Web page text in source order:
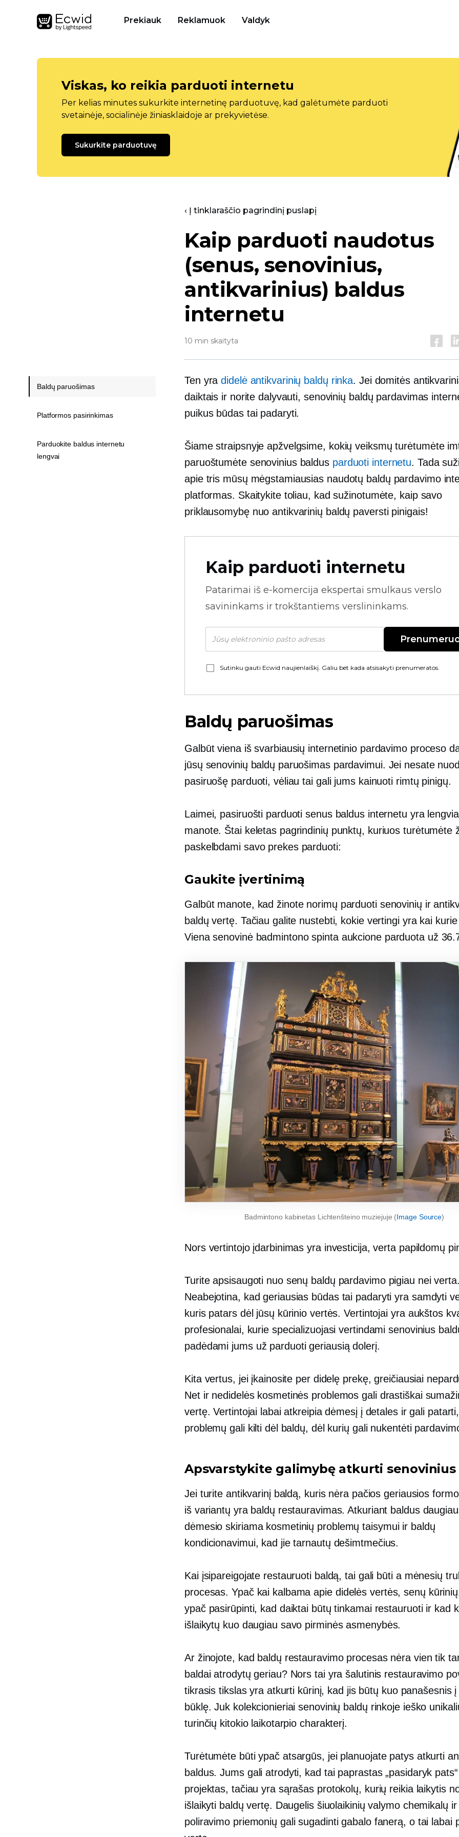
Prekiauk Reklamuok Valdyk
Viskas, ko reikia parduoti internetu
Per kelias minutes sukurkite internetinę parduotuvę, kad galėtumėte parduoti
svetainėje, socialinėje žiniasklaidoje ar prekyvietėse.
Sukurkite parduotuvę
‹ Į tinklaraščio pagrindinį puslapį
Kaip parduoti naudotus
(senus, senovinius,
antikvarinius) baldus
internetu
10 min skaityta
Ten yradidelė antikvarinių baldų rinka. Jei domitės
daiktais ir norite dalyvauti, senovinių baldų pardavimas
puikus būdas tai padaryti.
Šiame straipsnyje apžvelgsime, kokių veiksmų turėtumėte
paruoštumėte senovinius baldus parduoti internetu. Tada
apie tris mūsų mėgstamiausias naudotų baldų pardavimo
platformas. Skaitykite toliau, kad sužinotumėte, kaip savo
priklausomybę nuo antikvarinių baldų paversti pinigais!
Kaip parduoti internetu
Patarimai iš e-komercija ekspertai smulkaus verslo
savininkams ir trokštantiems verslininkams.
Sutinku gauti Ecwid naujienlaiškį. Galiu bet kada atsisakyti prenumeratos.
Baldų paruošimas
Galbūt viena iš svarbiausių internetinio pardavimo proceso
jūsų senovinių baldų paruošimas pardavimui. Jei nesate
pasiruošę parduoti, vėliau tai gali jums kainuoti rimtų pinigų.
Laimei, pasiruošti parduoti senus baldus internetu yra
manote. Štai keletas pagrindinių punktų, kuriuos turėtumėte
paskelbdami savo prekes parduoti:
Gaukite įvertinimą
Galbūt manote, kad žinote norimų parduoti senovinių ir
baldų vertę. Tačiau galite nustebti, kokie vertingi yra kai
Viena senovinė badmintono spinta aukcione parduota už
Badmintono kabinetas Lichtenšteino muziejuje (Image Source)
Nors vertintojo įdarbinimas yra investicija, verta papildomų
Turite apsisaugoti nuo senų baldų pardavimo pigiau nei verta.
Neabejotina, kad geriausias būdas tai padaryti yra samdyti
kuris patars dėl jūsų kūrinio vertės. Vertintojai yra aukštos
profesionalai, kurie specializuojasi vertindami senovinius
padėdami jums už parduoti geriausią dolerį.
Kita vertus, jei įkainosite per didelę prekę, greičiausiai
Net ir nedidelės kosmetinės problemos gali drastiškai
vertę. Vertintojai labai atkreipia dėmesį į detales ir gali
problemų gali kilti dėl baldų, dėl kurių gali nukentėti
Apsvarstykite galimybę atkurti
Jei turite antikvarinį baldą, kuris nėra pačios geriausios
iš variantų yra baldų restauravimas. Atkuriant baldus
dėmesio skiriama kosmetinių problemų taisymui ir baldų
kondicionavimui, kad jie tarnautų dešimtmečius.
Kai įsipareigojate restauruoti baldą, tai gali būti a mėnesių
procesas. Ypač kai kalbama apie didelės vertės, senų
ypač pasirūpinti, kad daiktai būtų tinkamai restauruoti ir kad
išlaikytų kuo daugiau savo pirminės asmenybės.
Ar žinojote, kad baldų restauravimo procesas nėra vien tik
baldai atrodytų geriau? Nors tai yra šalutinis restauravimo
tikrasis tikslas yra atkurti kūrinį, kad jis būtų kuo panašesnis
būklę. Juk kolekcionieriai senovinių baldų rinkoje ieško
turinčių kitokio laikotarpio charakterį.
Turėtumėte būti ypač atsargūs, jei planuojate patys atkurti
baldus. Jums gali atrodyti, kad tai paprastas „pasidaryk pats“
projektas, tačiau yra sąrašas protokolų, kurių reikia laikytis
išlaikyti baldų vertę. Daugelis šiuolaikinių valymo chemikalų ir
poliravimo priemonių gali sugadinti gabalo fanerą, o tai labai
Baldų paruošimas
Platformos pasirinkimas
Parduokite baldus internetu
lengvai